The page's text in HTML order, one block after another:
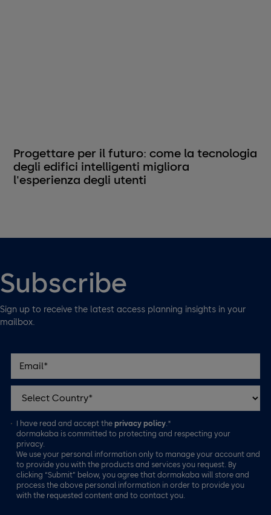
Progettare per il futuro: come la tecnologia
degli edifici intelligenti migliora
l'esperienza degli utenti
Subscribe
Sign up to receive the latest access planning insights in your
mailbox.
I have read and accept theprivacy policy.*
dormakaba is committed to protecting and respecting your
privacy.
We use your personal information only to manage your account and
to provide you with the products and services you request. By
clicking “Submit” below, you agree that dormakaba will store and
process the above personal information in order to provide you
with the requested content and to contact you.